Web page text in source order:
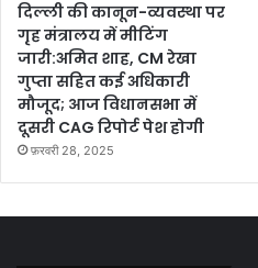
दिल्ली की कानून-व्यवस्था पर
गृह मंत्रालय में मीटिंग
जारी:अमित शाह, CM रेखा
गुप्ता सहित कई अधिकारी
मौजूद; आज विधानसभा में
दूसरी CAG रिपोर्ट पेश होगी
फ़रवरी 28, 2025